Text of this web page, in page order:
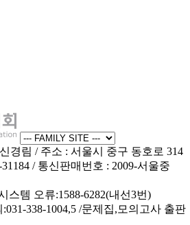
경림 / 주소 : 서울시 중구 동호로 314
/ 통신판매번호 : 2009-서울중
스템 오류:1588-6282(내선3번)
338-1004,5 /문제집,모의고사 출판